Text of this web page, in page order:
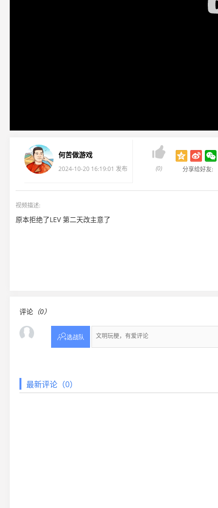
何苦做游戏
2024-10-20 16:19:01 发布

(0) 分享给好友:
视频描述:
原本拒绝了LEV 第二天改主意了
评论 （0）
选战队
最新评论（0）